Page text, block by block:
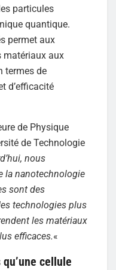
particules
quantique.
permet aux
matériaux aux
termes de
d’efficacité
de Physique
de Technologie
nous
la nanotechnologie
sont des
technologies plus
les matériaux
efficaces.«
cellule